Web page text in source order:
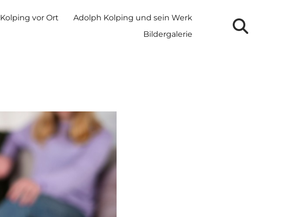
Kolping vor Ort
Adolph Kolping und sein Werk
Bildergalerie